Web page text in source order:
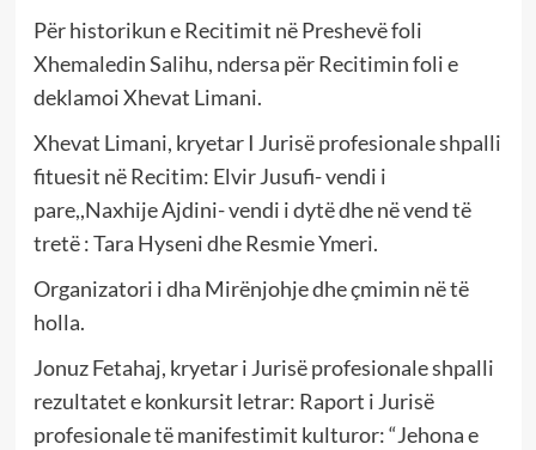
Për historikun e Recitimit në Preshevë foli
Xhemaledin Salihu, ndersa për Recitimin foli e
deklamoi Xhevat Limani.
Xhevat Limani, kryetar I Jurisë profesionale shpalli
fituesit në Recitim: Elvir Jusufi- vendi i
pare,,Naxhije Ajdini- vendi i dytë dhe në vend të
tretë : Tara Hyseni dhe Resmie Ymeri.
Organizatori i dha Mirënjohje dhe çmimin në të
holla.
Jonuz Fetahaj, kryetar i Jurisë profesionale shpalli
rezultatet e konkursit letrar: Raport i Jurisë
profesionale të manifestimit kulturor: “Jehona e